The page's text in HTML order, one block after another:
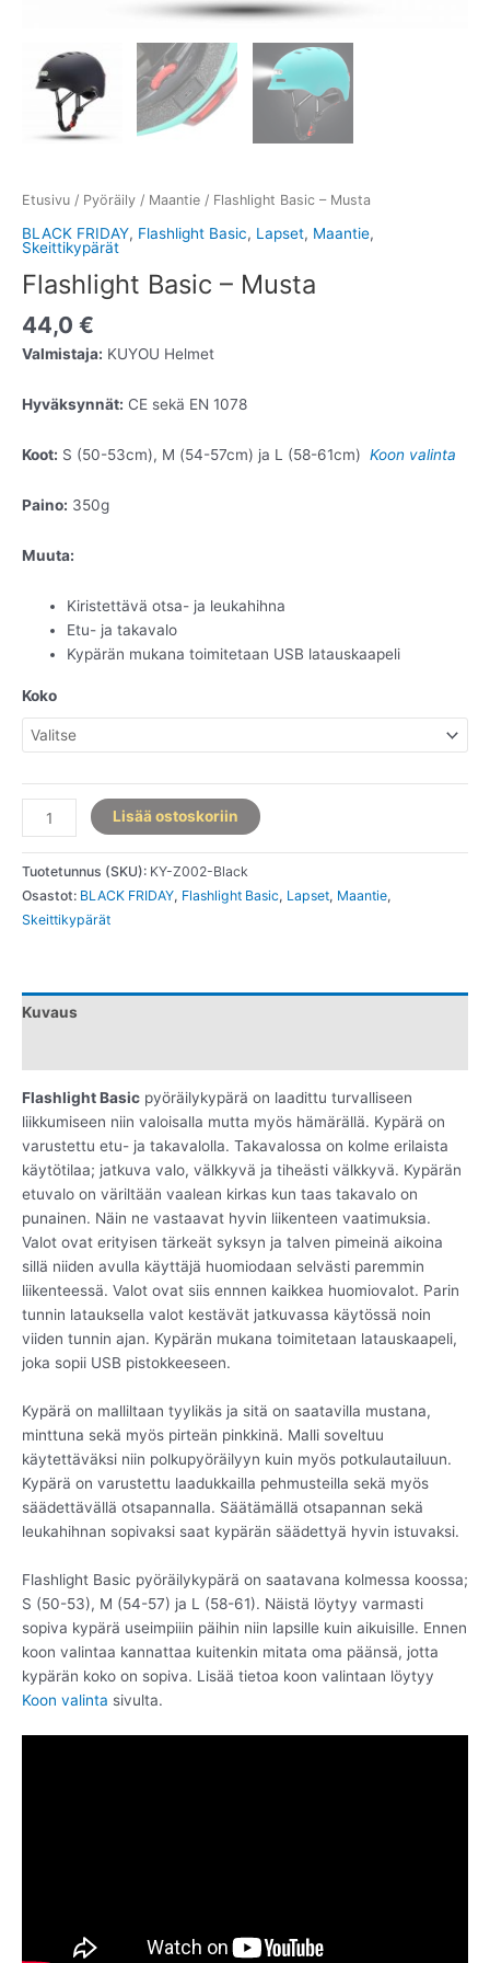
Etusivu / Pyöräily / Maantie / Flashlight Basic – Musta
BLACK FRIDAY, Flashlight Basic, Lapset, Maantie,
Skeittikypärät
Flashlight Basic – Musta
44,0 €
Valmistaja: KUYOU Helmet
Hyväksynnät: CE sekä EN 1078
Koot: S (50-53cm), M (54-57cm) ja L (58-61cm) Koon valinta
Paino: 350g
Muuta:
Kiristettävä otsa- ja leukahihna
Etu- ja takavalo
Kypärän mukana toimitetaan USB latauskaapeli
Koko
Flashlight
Basic
-
Musta
määrä
Lisää ostoskoriin
Tuotetunnus (SKU): KY-Z002-Black
Osastot: BLACK FRIDAY, Flashlight Basic, Lapset, Maantie,
Skeittikypärät
Kuvaus
Flashlight Basic pyöräilykypärä on laadittu turvalliseen
liikkumiseen niin valoisalla mutta myös hämärällä. Kypärä on
varustettu etu- ja takavalolla. Takavalossa on kolme erilaista
käytötilaa; jatkuva valo, välkkyvä ja tiheästi välkkyvä. Kypärän
etuvalo on väriltään vaalean kirkas kun taas takavalo on
punainen. Näin ne vastaavat hyvin liikenteen vaatimuksia.
Valot ovat erityisen tärkeät syksyn ja talven pimeinä aikoina
sillä niiden avulla käyttäjä huomiodaan selvästi paremmin
liikenteessä. Valot ovat siis ennnen kaikkea huomiovalot. Parin
tunnin latauksella valot kestävät jatkuvassa käytössä noin
viiden tunnin ajan. Kypärän mukana toimitetaan latauskaapeli,
joka sopii USB pistokkeeseen.
Kypärä on malliltaan tyylikäs ja sitä on saatavilla mustana,
minttuna sekä myös pirteän pinkkinä. Malli soveltuu
käytettäväksi niin polkupyöräilyyn kuin myös potkulautailuun.
Kypärä on varustettu laadukkailla pehmusteilla sekä myös
säädettävällä otsapannalla. Säätämällä otsapannan sekä
leukahihnan sopivaksi saat kypärän säädettyä hyvin istuvaksi.
Flashlight Basic pyöräilykypärä on saatavana kolmessa koossa;
S (50-53), M (54-57) ja L (58-61). Näistä löytyy varmasti
sopiva kypärä useimpiiin päihin niin lapsille kuin aikuisille. Ennen
koon valintaa kannattaa kuitenkin mitata oma päänsä, jotta
kypärän koko on sopiva. Lisää tietoa koon valintaan löytyy
Koon valinta sivulta.